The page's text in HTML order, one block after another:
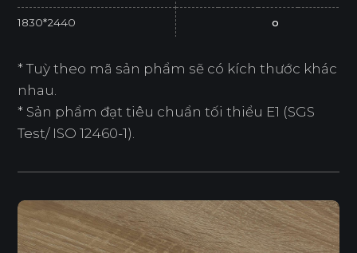
1830*2440 o
* Tuỳ theo mã sản phẩm sẽ có kích thước khác
nhau.
* Sản phẩm đạt tiêu chuẩn tối thiểu E1 (SGS
Test/ ISO 12460-1).